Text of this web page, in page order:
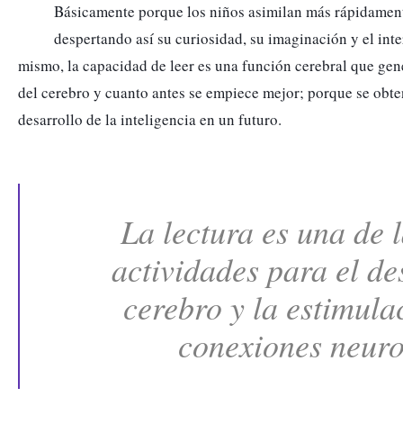
Básicamente porque los niños asimilan más
despertando así su curiosidad, su imaginación y el
mismo, la capacidad de leer es una función cerebral que
del cerebro y cuanto antes se empiece mejor; porque se
desarrollo de la inteligencia en un futuro.
La lectura es una de
actividades para el
cerebro y la
conexiones